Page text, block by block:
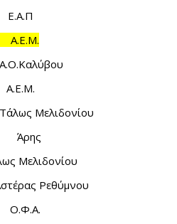
Α.Ε.Μ.
Μελιδονίου
Άρης
Μελιδονίου
Ρεθύμνου